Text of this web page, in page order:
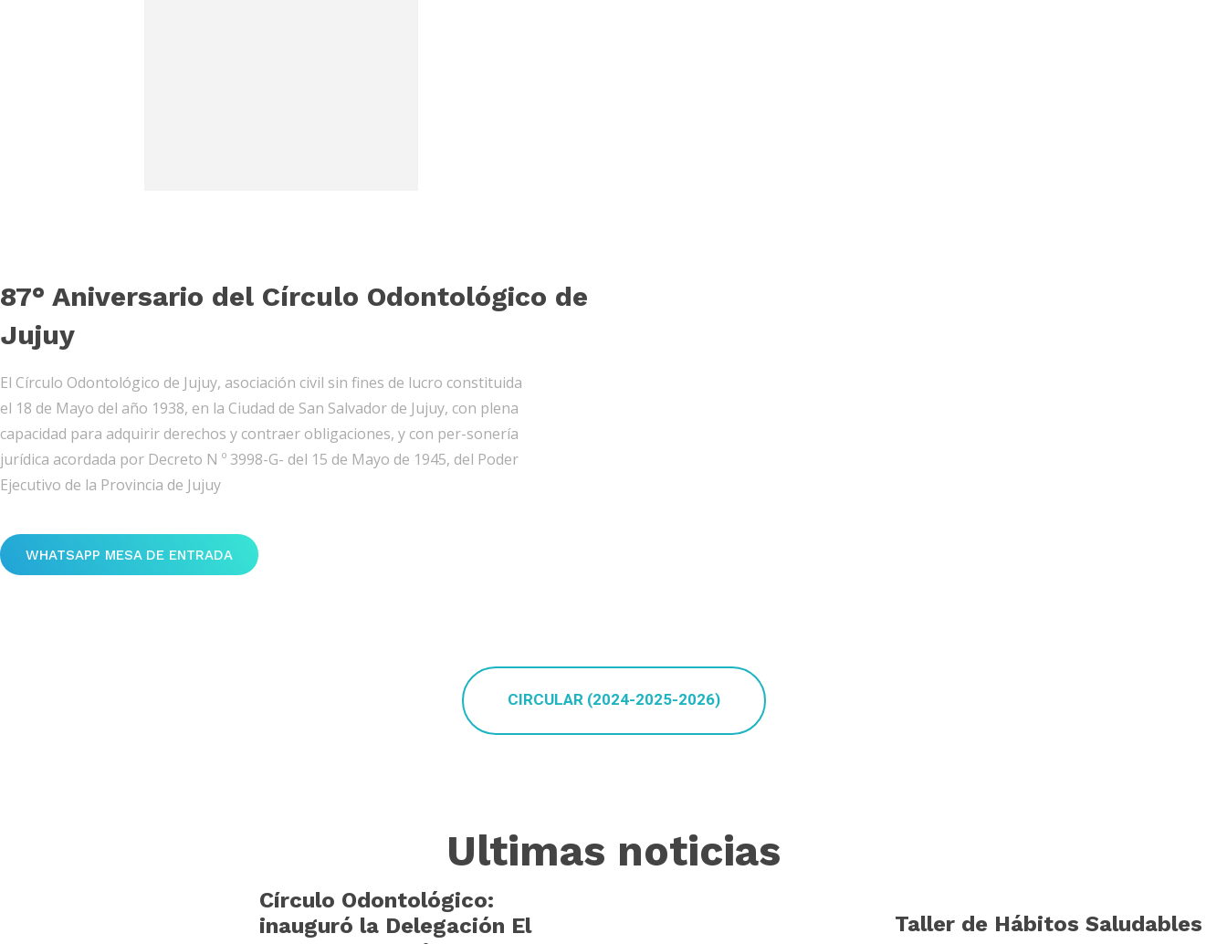
87° Aniversario del Círculo Odontológico de
Jujuy
El Círculo Odontológico de Jujuy, asociación civil sin fines de lucro constituida
el 18 de Mayo del año 1938, en la Ciudad de San Salvador de Jujuy, con plena
capacidad para adquirir derechos y contraer obligaciones, y con per-sonería
jurídica acordada por Decreto N º 3998-G- del 15 de Mayo de 1945, del Poder
Ejecutivo de la Provincia de Jujuy
WHATSAPP MESA DE ENTRADA
CIRCULAR (2024-2025-2026)
Ultimas noticias
Círculo Odontológico:
inauguró la Delegación El
Taller de Hábitos Saludables